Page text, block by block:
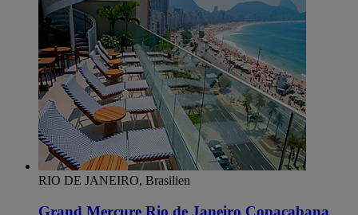
RIO DE JANEIRO, Brasilien
Grand Mercure Rio de Janeiro Copacabana